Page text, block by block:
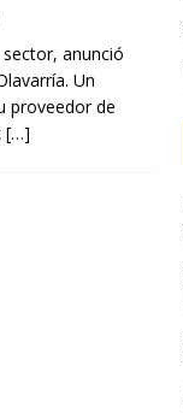
anunció
Un
proveedor de
[…]